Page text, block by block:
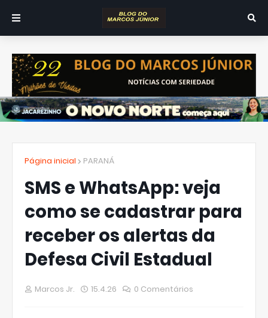
Página inicial PARANÁ
SMS e WhatsApp: veja
como se cadastrar para
receber os alertas da
Defesa Civil Estadual
Marcos Jr. 15.4.26 0 Comentários